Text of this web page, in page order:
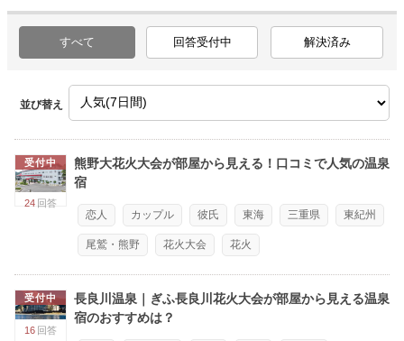
すべて 回答受付中 解決済み
並び替え
受付中
24 回答
熊野大花火大会が部屋から見える！口コミで人気の温泉
宿
恋人 カップル 彼氏 東海 三重県 東紀州
尾鷲・熊野 花火大会 花火
受付中
16 回答
長良川温泉｜ぎふ長良川花火大会が部屋から見える温泉
宿のおすすめは？